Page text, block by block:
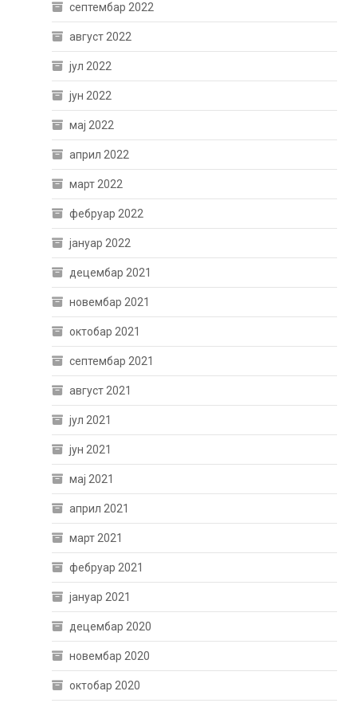
септембар 2022
август 2022
јул 2022
јун 2022
мај 2022
април 2022
март 2022
фебруар 2022
јануар 2022
децембар 2021
новембар 2021
октобар 2021
септембар 2021
август 2021
јул 2021
јун 2021
мај 2021
април 2021
март 2021
фебруар 2021
јануар 2021
децембар 2020
новембар 2020
октобар 2020